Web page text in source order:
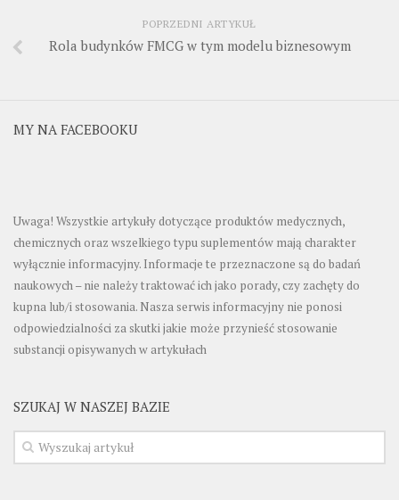
POPRZEDNI ARTYKUŁ
Rola budynków FMCG w tym modelu biznesowym
MY NA FACEBOOKU
Uwaga! Wszystkie artykuły dotyczące produktów medycznych,
chemicznych oraz wszelkiego typu suplementów mają charakter
wyłącznie informacyjny. Informacje te przeznaczone są do badań
naukowych – nie należy traktować ich jako porady, czy zachęty do
kupna lub/i stosowania. Nasza serwis informacyjny nie ponosi
odpowiedzialności za skutki jakie może przynieść stosowanie
substancji opisywanych w artykułach
SZUKAJ W NASZEJ BAZIE